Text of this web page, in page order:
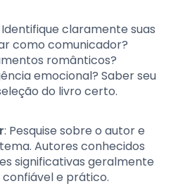
Identifique claramente suas
como comunicador?
românticos?
emocional? Saber seu
do livro certo.
: Pesquise sobre o autor e
Autores conhecidos
significativas geralmente
e prático.